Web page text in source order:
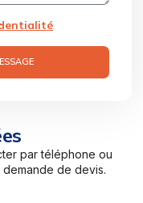
par téléphone ou
de devis.